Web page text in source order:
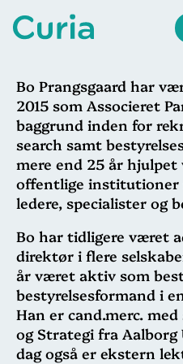
Bo Prangsgaard har
2015 som Associeret
baggrund inden for
search samt
mere end 25 år
offentlige institutioner
ledere, specialister og
Bo har tidligere været
direktør i flere
år været aktiv som
bestyrelsesformand i
Han er cand.merc.
og Strategi fra
dag også er ekstern